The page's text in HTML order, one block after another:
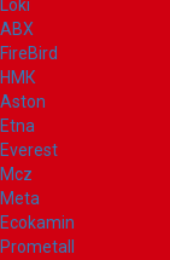
Loki
ABX
FireBird
НМК
Aston
Etna
Everest
Mcz
Meta
Ecokamin
Prometall